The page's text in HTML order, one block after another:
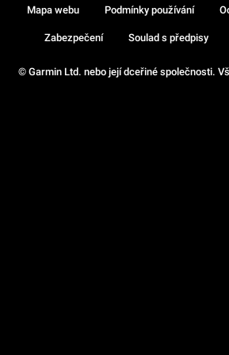
© Garmin Ltd. nebo její dceřiné společnosti.
Mapa webu Podmínky používání
Zabezpečení Soulad s předpisy